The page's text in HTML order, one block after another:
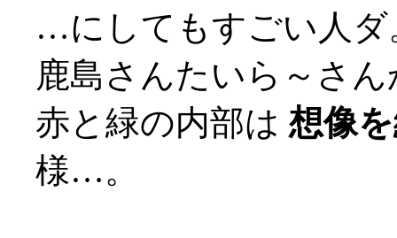
…にしてもすごい人ダ
鹿島さんたいら～さ
赤と緑の内部は 想像
様…。